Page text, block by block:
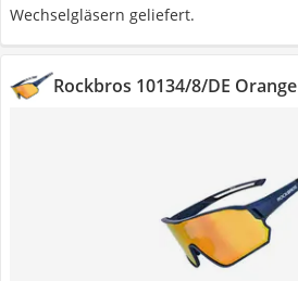
Wechselgläsern geliefert.
Rockbros 10134/8/DE Orange